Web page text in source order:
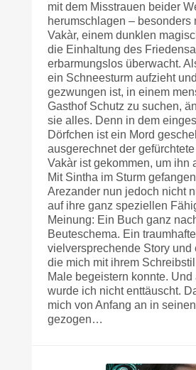
mit dem Misstrauen beider
herumschlagen – besonders
Vakàr, einem dunklen
die Einhaltung des
erbarmungslos überwacht.
ein Schneesturm aufzieht
gezwungen ist, in einem
Gasthof Schutz zu suchen,
sie alles. Denn in dem
Dörfchen ist ein Mord
ausgerechnet der
Vakàr ist gekommen, um ihn
Mit Sintha im Sturm
Arezander nun jedoch nicht
auf ihre ganz speziellen
Meinung: Ein Buch ganz
Beute­schema. Ein
vielversprechende Story und
die mich mit ihrem
Male begeistern konnte. Und
wurde ich nicht enttäuscht.
mich von Anfang an in
gezogen…